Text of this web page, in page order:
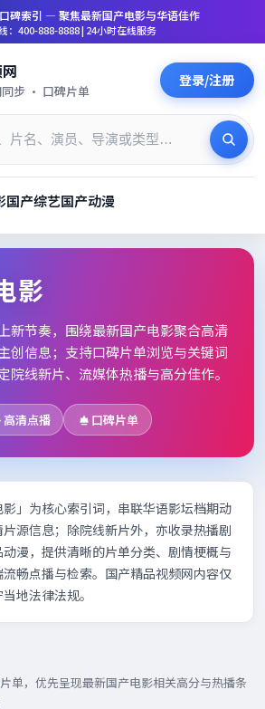
碑索引 — 聚焦最新国产电影与华语佳作
：400-888-8888 | 24小时在线服务
步 · 口碑片单
登录/注册
国产综艺国产动漫
_高清片单档期
影
新节奏，围绕最新国产电影聚合高清
创信息；支持口碑片单浏览与关键词
院线新片、流媒体热播与高分佳作。
高清点播 口碑片单
」为核心索引词，串联华语影坛档期动
源信息；除院线新片外，亦收录热播剧
漫，提供清晰的片单分类、剧情梗概与
畅点播与检索。国产精品视频网内容仅
地法律法规。
单，优先呈现最新国产电影相关高分与热播条